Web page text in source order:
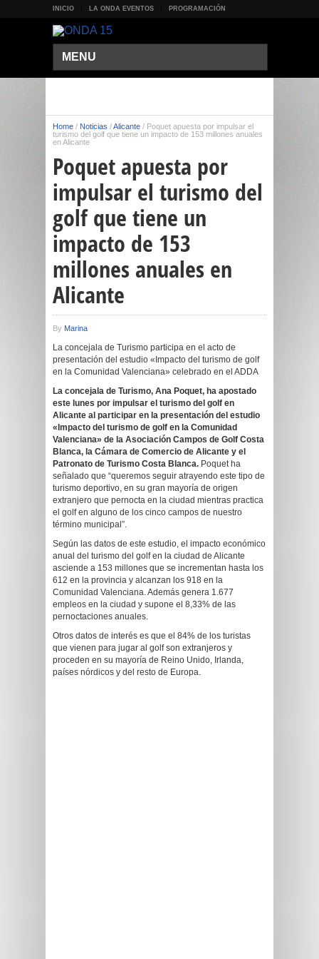
INICIO LA ONDA EVENTOS PROGRAMACIÓN
MENU
Home / Noticias /Alicante / Poquet apuesta por impulsar el
turismo del golf que tiene un impacto de 153 millones anuales
en Alicante
Poquet apuesta por
impulsar el turismo del
golf que tiene un
impacto de 153
millones anuales en
Alicante
By Marina
La concejala de Turismo participa en el acto de
presentación del estudio «Impacto del turismo de golf
en la Comunidad Valenciana» celebrado en el ADDA
La concejala de Turismo, Ana Poquet, ha apostado
este lunes por impulsar el turismo del golf en
Alicante al participar en la presentación del estudio
«Impacto del turismo de golf en la Comunidad
Valenciana» de la Asociación Campos de Golf Costa
Blanca, la Cámara de Comercio de Alicante y el
Patronato de Turismo Costa Blanca. Poquet ha
señalado que “queremos seguir atrayendo este tipo de
turismo deportivo, en su gran mayoría de origen
extranjero que pernocta en la ciudad mientras practica
el golf en alguno de los cinco campos de nuestro
término municipal”.
Según las datos de este estudio, el impacto económico
anual del turismo del golf en la ciudad de Alicante
asciende a 153 millones que se incrementan hasta los
612 en la provincia y alcanzan los 918 en la
Comunidad Valenciana. Además genera 1.677
empleos en la ciudad y supone el 8,33% de las
pernoctaciones anuales.
Otros datos de interés es que el 84% de los turistas
que vienen para jugar al golf son extranjeros y
proceden en su mayoría de Reino Unido, Irlanda,
países nórdicos y del resto de Europa.